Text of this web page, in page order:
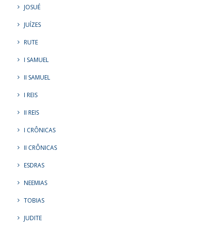
JOSUÉ
JUÍZES
RUTE
I SAMUEL
II SAMUEL
I REIS
II REIS
I CRÔNICAS
II CRÔNICAS
ESDRAS
NEEMIAS
TOBIAS
JUDITE